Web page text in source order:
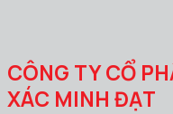
CÔNG TY CỔ
XÁC MINH ĐẠT